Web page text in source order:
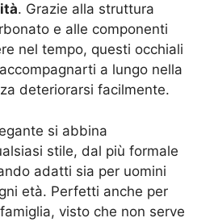
. Grazie alla struttura
e alle componenti
nel tempo, questi occhiali
a lungo nella
deteriorarsi facilmente.
si abbina
stile, dal più formale
adatti sia per uomini
età. Perfetti anche per
visto che non serve